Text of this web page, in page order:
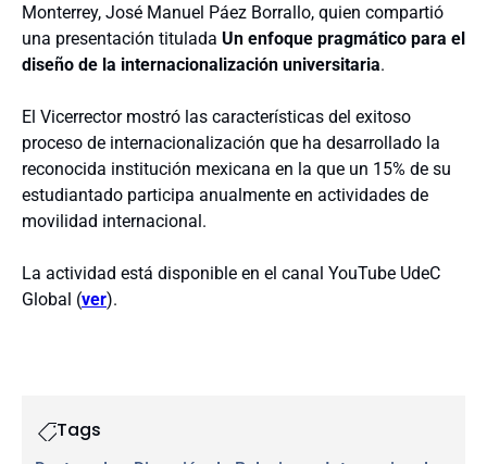
Monterrey, José Manuel Páez Borrallo, quien compartió
una presentación titulada Un enfoque pragmático para el
diseño de la internacionalización universitaria.
El Vicerrector mostró las características del exitoso
proceso de internacionalización que ha desarrollado la
reconocida institución mexicana en la que un 15% de su
estudiantado participa anualmente en actividades de
movilidad internacional.
La actividad está disponible en el canal YouTube UdeC
Global (ver).
Tags